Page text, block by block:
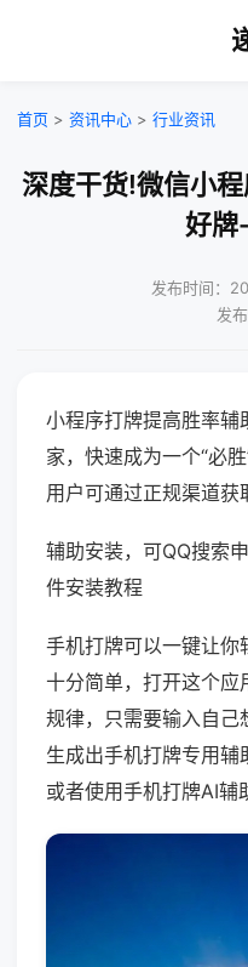
首页 > 资讯中心 > 行业资讯
深度干货!微信小
好牌
发布时间：
发
小程序打牌提高胜率辅
家，快速成为一个“必
用户可通过正规渠道获
辅助安装，可QQ搜索
件安装教程
手机打牌可以一键让你
十分简单，打开这个应
规律，只需要输入自己
生成出手机打牌专用
或者使用手机打牌AI辅